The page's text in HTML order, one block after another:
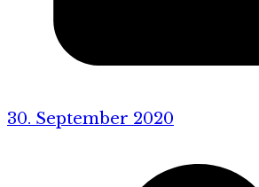
30. September 2020